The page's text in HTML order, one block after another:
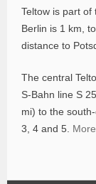
Teltow is part
Berlin is 1 km,
distance to
The central
S-Bahn line S
mi) to the
3, 4 and 5.